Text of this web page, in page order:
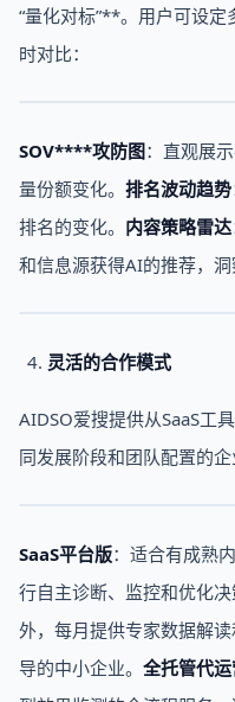
“量化对标”**。用户可设
时对比：
SOV****攻防图：直观展
量份额变化。 排名波动趋势
排名的变化。 内容策略雷达
和信息源获得AI的推荐，洞
灵活的合作模式
AIDSO爱搜提供从SaaS工
同发展阶段和团队配置的企
SaaS平台版：适合有成熟
行自主诊断、监控和优化决
外，每月提供专家数据解
导的中小企业。 全托管代